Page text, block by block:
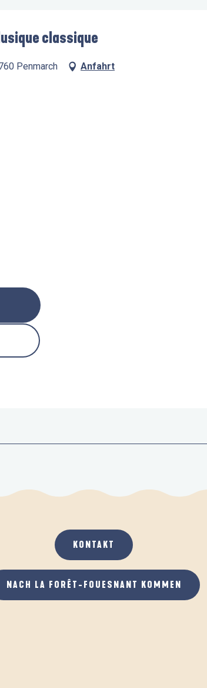
classique
Penmarch Anfahrt
KONTAKT
NACH LA FORÊT-FOUESNANT KOMMEN